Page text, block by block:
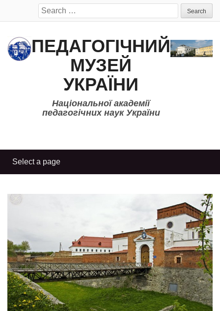
Search
for:
ПЕДАГОГІЧНИЙ
МУЗЕЙ
УКРАЇНИ
Національної академії
педагогічних наук України